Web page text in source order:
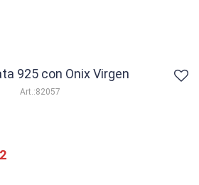
925 con Onix Virgen
82057